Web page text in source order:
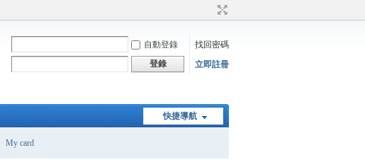
自動登錄
找回密碼
登錄 立即註冊
快捷導航
My card